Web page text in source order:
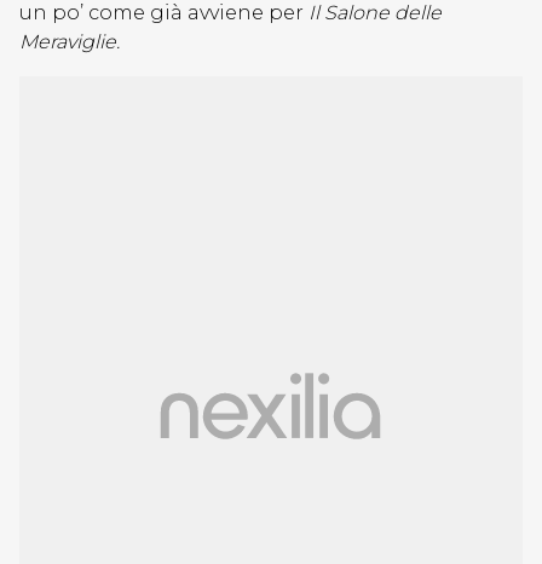
un po’ come già avviene per Il Salone delle
Meraviglie.